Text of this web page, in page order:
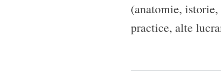
(anatomie,
practice, alte